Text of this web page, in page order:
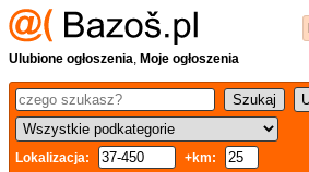
Ulubione ogłoszenia, Moje ogłoszenia
Lokalizacja:
+km: